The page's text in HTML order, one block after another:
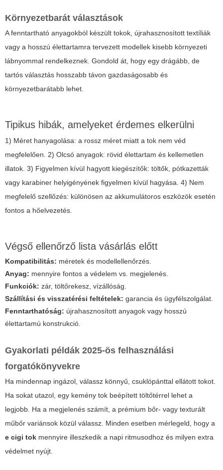
Környezetbarát választások
A fenntartható anyagokból készült tokok, újrahasznosított textíliák
vagy a hosszú élettartamra tervezett modellek kisebb környezeti
lábnyommal rendelkeznek. Gondold át, hogy egy drágább, de
tartós választás hosszabb távon gazdaságosabb és
környezetbarátabb lehet.
Tipikus hibák, amelyeket érdemes elkerülni
1) Méret hanyagolása: a rossz méret miatt a tok nem véd
megfelelően. 2) Olcsó anyagok: rövid élettartam és kellemetlen
illatok. 3) Figyelmen kívül hagyott kiegészítők: töltők, pótkazetták
vagy karabiner helyigényének figyelmen kívül hagyása. 4) Nem
megfelelő szellőzés: különösen az akkumulátoros eszközök esetén
fontos a hőelvezetés.
Végső ellenőrző lista vásárlás előtt
Kompatibilitás: méretek és modellellenőrzés.
Anyag: mennyire fontos a védelem vs. megjelenés.
Funkciók: zár, töltőrekesz, vízállóság.
Szállítási és visszatérési feltételek: garancia és ügyfélszolgálat.
Fenntarthatóság: újrahasznosított anyagok vagy hosszú
élettartamú konstrukció.
Gyakorlati példák 2025-ös felhasználási
forgatókönyvekre
Ha mindennap ingázol, válassz könnyű, csuklópánttal ellátott tokot.
Ha sokat utazol, egy kemény tok beépített töltőtérrel lehet a
legjobb. Ha a megjelenés számít, a prémium bőr- vagy texturált
műbőr variánsok közül válassz. Minden esetben mérlegeld, hogy a
e cigi tok mennyire illeszkedik a napi ritmusodhoz és milyen extra
védelmet nyújt.